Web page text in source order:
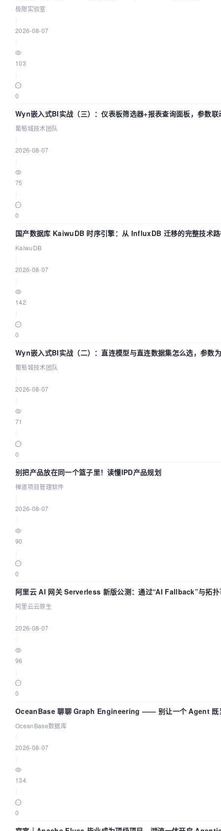
极限实验室
2026-08-07
103
0
Wyn嵌入式BI实战（三）：仪表板筛选器+报表查询面板，参数联
葡萄城技术团队
2026-08-07
75
0
国产数据库 KaiwuDB 时序引擎：从 InfluxDB 迁移的完整技术
KaiwuDB
2026-08-07
142
0
Wyn嵌入式BI实战（二）：直连模型与直连数据集怎么选，参数
效？| 葡萄城技术团队
葡萄城技术团队
2026-08-07
71
0
别把产品放在同一个篮子里！读懂IPD产品规划
禅道项目管理软件
2026-08-07
90
0
阿里云 AI 网关 Serverless 新版公测：通过“AI Fallback”与拓扑
AI 流量治理底座
阿里云云原生
2026-08-07
96
0
OceanBase 聊聊 Graph Engineering —— 别让一个 Agent 既
OceanBase数据库
2026-08-07
134
0